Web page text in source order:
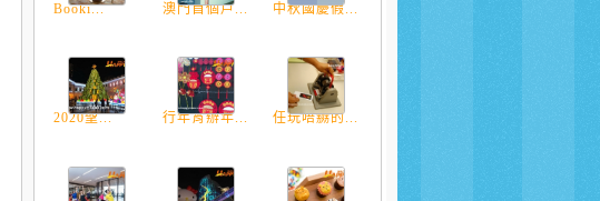
Booki... 澳門首個戶... 中秋國慶假...
2020聖... 行年宵辦年... 任玩唔嬲的...